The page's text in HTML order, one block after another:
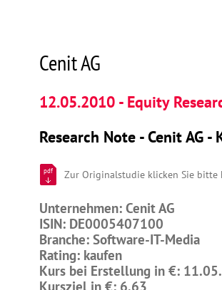
Cenit AG
12.05.2010 - Equity
Research Note - Cenit AG -
pdf Zur Originalstudie klicken Sie bitte
Unternehmen: Cenit AG
ISIN: DE0005407100
Branche: Software-IT-Media
Rating: kaufen
Kurs bei Erstellung in €:
Kursziel in €: 6,63